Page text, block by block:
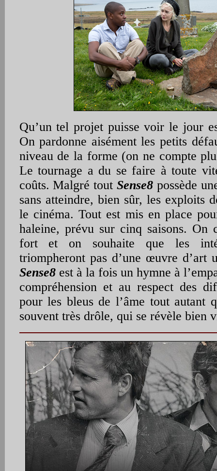
Qu’un tel projet puisse voir le jour
On pardonne aisément les petits
niveau de la forme (on ne compte
Le tournage a du se faire à toute
coûts. Malgré toutSense8 possède
sans atteindre, bien sûr, les exploits
le cinéma. Tout est mis en place
haleine, prévu sur cinq saisons. On
fort et on souhaite que les
triompheront pas d’une œuvre d’art
Sense8est à la fois un hymne à
compréhension et au respect des
pour les bleus de l’âme tout autant
souvent très drôle, qui se révèle bien